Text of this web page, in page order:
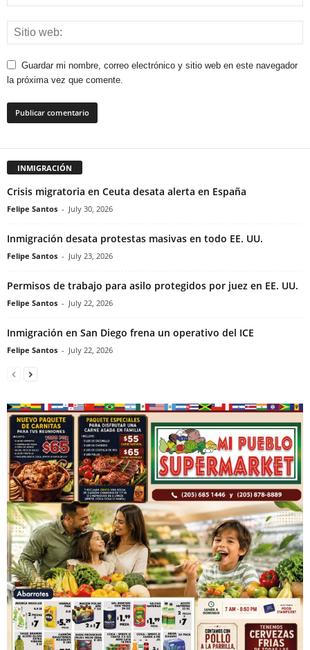
Guardar mi nombre, correo electrónico y sitio web en este navegador
la próxima vez que comente.
INMIGRACIÓN
Crisis migratoria en Ceuta desata alerta en España
Felipe Santos - July 30, 2026
Inmigración desata protestas masivas en todo EE. UU.
Felipe Santos - July 23, 2026
Permisos de trabajo para asilo protegidos por juez en EE. UU.
Felipe Santos - July 22, 2026
Inmigración en San Diego frena un operativo del ICE
Felipe Santos - July 22, 2026